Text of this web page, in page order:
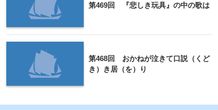
第469回 『悲しき玩具』の中の歌は
第468回 おかねが泣きて口説（くど
き）き居（を）り